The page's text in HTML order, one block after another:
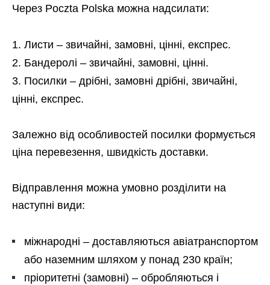
Через Poczta Polska можна надсилати:
Листи – звичайні, замовні, цінні, експрес.
Бандеролі – звичайні, замовні, цінні.
Посилки – дрібні, замовні дрібні, звичайні,
цінні, експрес.
Залежно від особливостей посилки формується
ціна перевезення, швидкість доставки.
Відправлення можна умовно розділити на
наступні види:
міжнародні – доставляються авіатранспортом
або наземним шляхом у понад 230 країн;
пріоритетні (замовні) – обробляються і